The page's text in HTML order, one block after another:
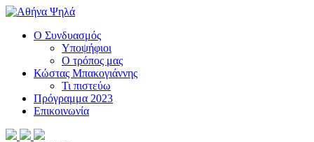
Ο Συνδυασμός
Υποψήφιοι
Ο τρόπος μας
Κώστας Μπακογιάννης
Τι πιστεύω
Πρόγραμμα 2023
Επικοινωνία